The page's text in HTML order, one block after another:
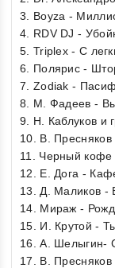
3. Boyza -
4. RDV DJ -
5. Triplex - С
6. Полярис -
7. Zodiak -
8. М. Фадеев -
9. Н. Каблуков и
10. В.
11. Черный
12. Е. Дога -
13. Д. Маликов
14. Мираж -
15. И. Крутой -
16. А. Шелыгин-
17. В.